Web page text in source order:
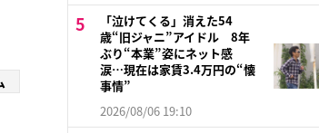
「泣けてくる」消えた54
歳“旧ジャニ”アイドル 8年
ぶり“本業”姿にネット感
涙…現在は家賃3.4万円の“懐
事情”
2026/08/06 19:10